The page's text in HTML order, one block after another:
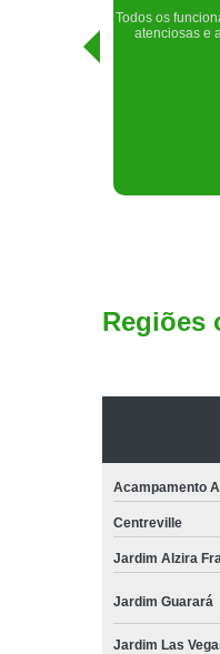
Realizei uma
Raphaela e ela
Regiões
Acampamento
Centreville
Jardim Alzira
Jardim Guarará
Jardim Las